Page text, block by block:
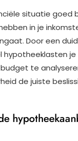
situatie goed
in je
Door een
te
de juiste